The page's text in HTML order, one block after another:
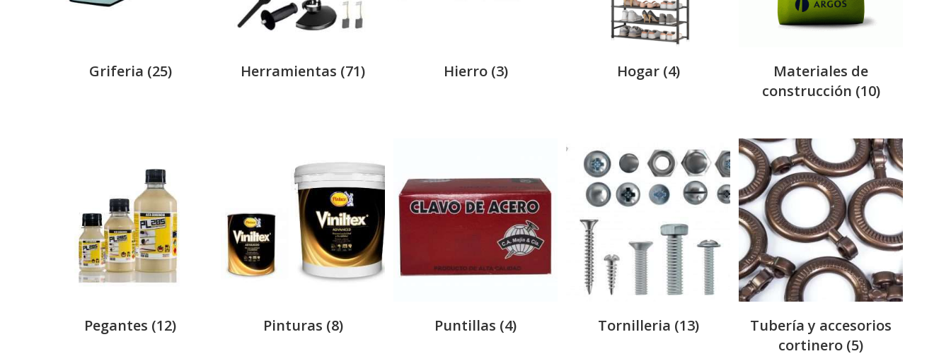
Griferia (25) Herramientas (71) Hierro (3) Hogar (4)
Materiales de
construcción (10)
Pegantes (12) Pinturas (8) Puntillas (4) Tornilleria (13)
Tubería y accesorios
cortinero (5)